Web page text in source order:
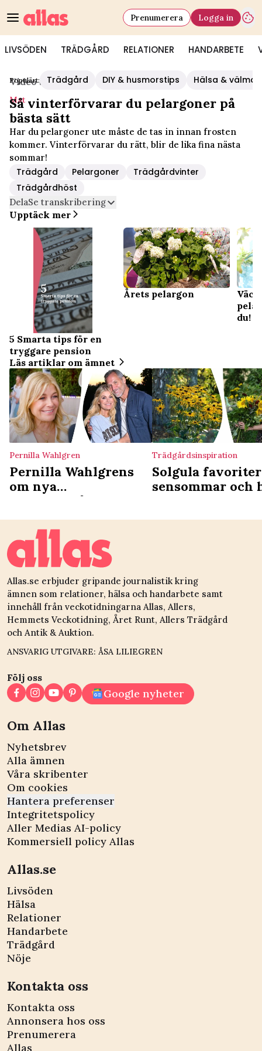
LIVSÖDEN TRÄDGÅRD RELATIONER HANDARBETE
Prenumerera Logga in
Populärt: Trädgård DIY & husmorstips Hälsa &
Video Start/Mat
Mat
Så vinterförvarar du pelargoner på
bästa sätt
Har du pelargoner ute måste de tas in innan frosten
kommer. Vinterförvarar du rätt, blir de lika fina nästa
sommar!
Trädgård Pelargoner
Trädgårdvinter
Trädgårdhöst
DelaSe transkribering
Upptäck mer
5 Smarta tips för en
tryggare pension
Årets pelargon
du!
Läs artiklar om ämnet
Pernilla Wahlgren
Pernilla Wahlgrens
om nya
drömträdgården –
och Christians knep:
”Det luktar skit
ibland”
Trädgårdsinspiration
Solgula
sensommar och
Allas.se erbjuder gripande journalistik kring
ämnen som relationer, hälsa och handarbete samt
innehåll från veckotidningarna Allas, Allers,
Hemmets Veckotidning, Året Runt, Allers Trädgård
och Antik & Auktion.
ANSVARIG UTGIVARE: ÅSA LILIEGREN
Följ oss
Google nyheter
Om Allas
Nyhetsbrev
Alla ämnen
Våra skribenter
Om cookies
Hantera preferenser
Integritetspolicy
Aller Medias AI-policy
Kommersiell policy Allas
Allas.se
Livsöden
Hälsa
Relationer
Handarbete
Trädgård
Nöje
Kontakta oss
Kontakta oss
Annonsera hos oss
Prenumerera
Allas